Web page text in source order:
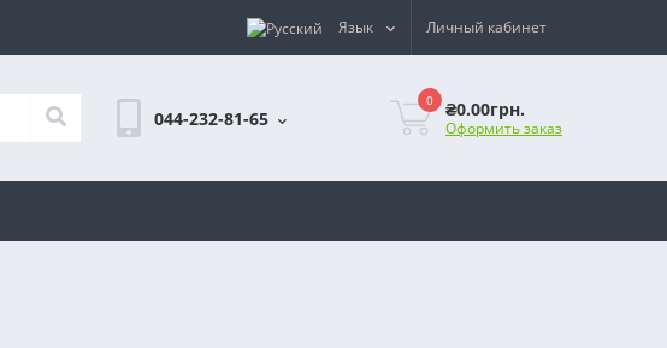
Язык Личный кабинет
044-232-81-65
0 ₴0.00грн.
Оформить заказ